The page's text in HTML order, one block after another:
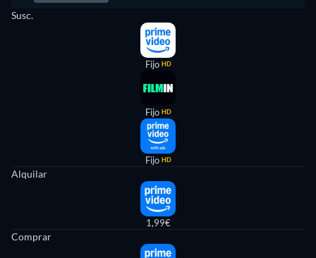
Susc.
Fijo HD
Fijo HD
Fijo HD
Alquilar
1,99€
Comprar